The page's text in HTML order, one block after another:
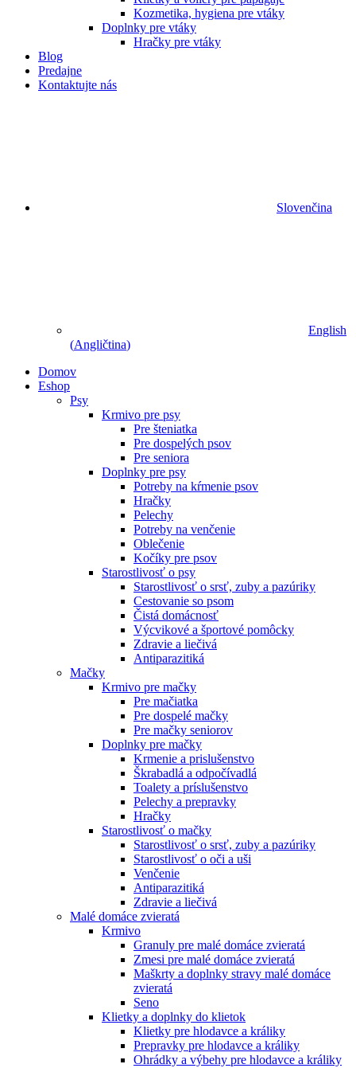
Kozmetika, hygiena pre vtáky
Doplnky pre vtáky
Hračky pre vtáky
Blog
Predajne
Kontaktujte nás
Slovenčina
English
(Angličtina)
Domov
Eshop
Psy
Krmivo pre psy
Pre šteniatka
Pre dospelých psov
Pre seniora
Doplnky pre psy
Potreby na kŕmenie psov
Hračky
Pelechy
Potreby na venčenie
Oblečenie
Kočíky pre psov
Starostlivosť o psy
Starostlivosť o srsť, zuby a pazúriky
Cestovanie so psom
Čistá domácnosť
Výcvikové a športové pomôcky
Zdravie a liečivá
Antiparazitiká
Mačky
Krmivo pre mačky
Pre mačiatka
Pre dospelé mačky
Pre mačky seniorov
Doplnky pre mačky
Krmenie a prislušenstvo
Škrabadlá a odpočívadlá
Toalety а príslušenstvo
Pelechy a prepravky
Hračky
Starostlivosť o mačky
Starostlivosť o srsť, zuby a pazúriky
Starostlivosť o oči a uši
Venčenie
Antiparazitiká
Zdravie a liečivá
Malé domáce zvieratá
Krmivo
Granuly pre malé domáce zvieratá
Zmesi pre malé domáce zvieratá
Maškrty a doplnky stravy malé domáce
zvieratá
Seno
Klietky a doplnky do klietok
Klietky pre hlodavce a králiky
Prepravky pre hlodavce a králiky
Ohrádky a výbehy pre hlodavce a králiky